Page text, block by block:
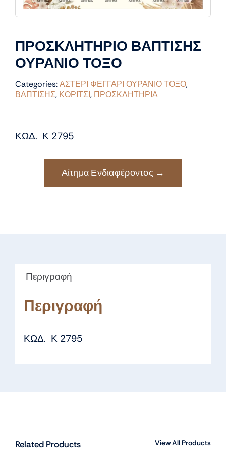
ΠΡΟΣΚΛΗΤΗΡΙΟ ΒΑΠΤΙΣΗΣ
ΟΥΡΑΝΙΟ ΤΟΞΟ
Categories:ΑΣΤΕΡΙ ΦΕΓΓΑΡΙ ΟΥΡΑΝΙΟ ΤΟΞΟ,
ΒΑΠΤΙΣΗΣ, ΚΟΡΙΤΣΙ, ΠΡΟΣΚΛΗΤΗΡΙΑ
ΚΩΔ. Κ 2795
Αίτημα Ενδιαφέροντος →
Περιγραφή
Περιγραφή
ΚΩΔ. Κ 2795
Related Products View All Products